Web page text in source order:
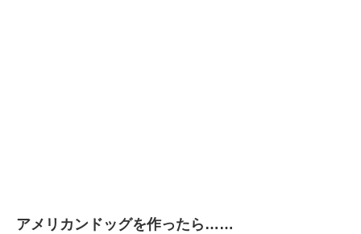
電子設計の基本と応用
アメリカンドッグを作ったら……